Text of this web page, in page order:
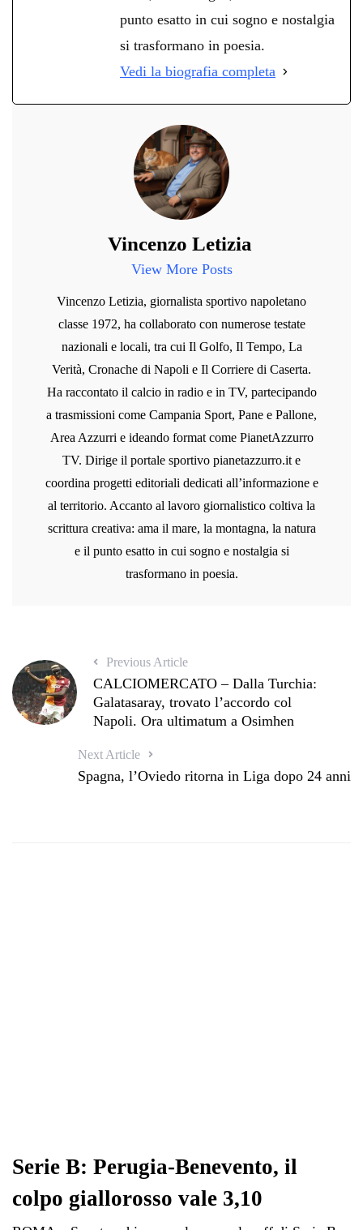
punto esatto in cui sogno e nostalgia
si trasformano in poesia.
Vedi la biografia completa
Vincenzo Letizia
View More Posts
Vincenzo Letizia, giornalista sportivo napoletano
classe 1972, ha collaborato con numerose testate
nazionali e locali, tra cui Il Golfo, Il Tempo, La
Verità, Cronache di Napoli e Il Corriere di Caserta.
Ha raccontato il calcio in radio e in TV, partecipando
a trasmissioni come Campania Sport, Pane e Pallone,
Area Azzurri e ideando format come PianetAzzurro
TV. Dirige il portale sportivo pianetazzurro.it e
coordina progetti editoriali dedicati all’informazione e
al territorio. Accanto al lavoro giornalistico coltiva la
scrittura creativa: ama il mare, la montagna, la natura
e il punto esatto in cui sogno e nostalgia si
trasformano in poesia.
Previous Article
CALCIOMERCATO – Dalla Turchia:
Galatasaray, trovato l’accordo col
Napoli. Ora ultimatum a Osimhen
Next Article
Spagna, l’Oviedo ritorna in Liga dopo 24 anni
Serie B: Perugia-Benevento, il
colpo giallorosso vale 3,10